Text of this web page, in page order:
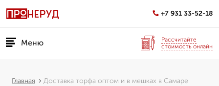
+7 931 33-52-18
Меню
Рассчитайте
стоимость онлайн
Главная Доставка торфа оптом и в мешках в Самаре